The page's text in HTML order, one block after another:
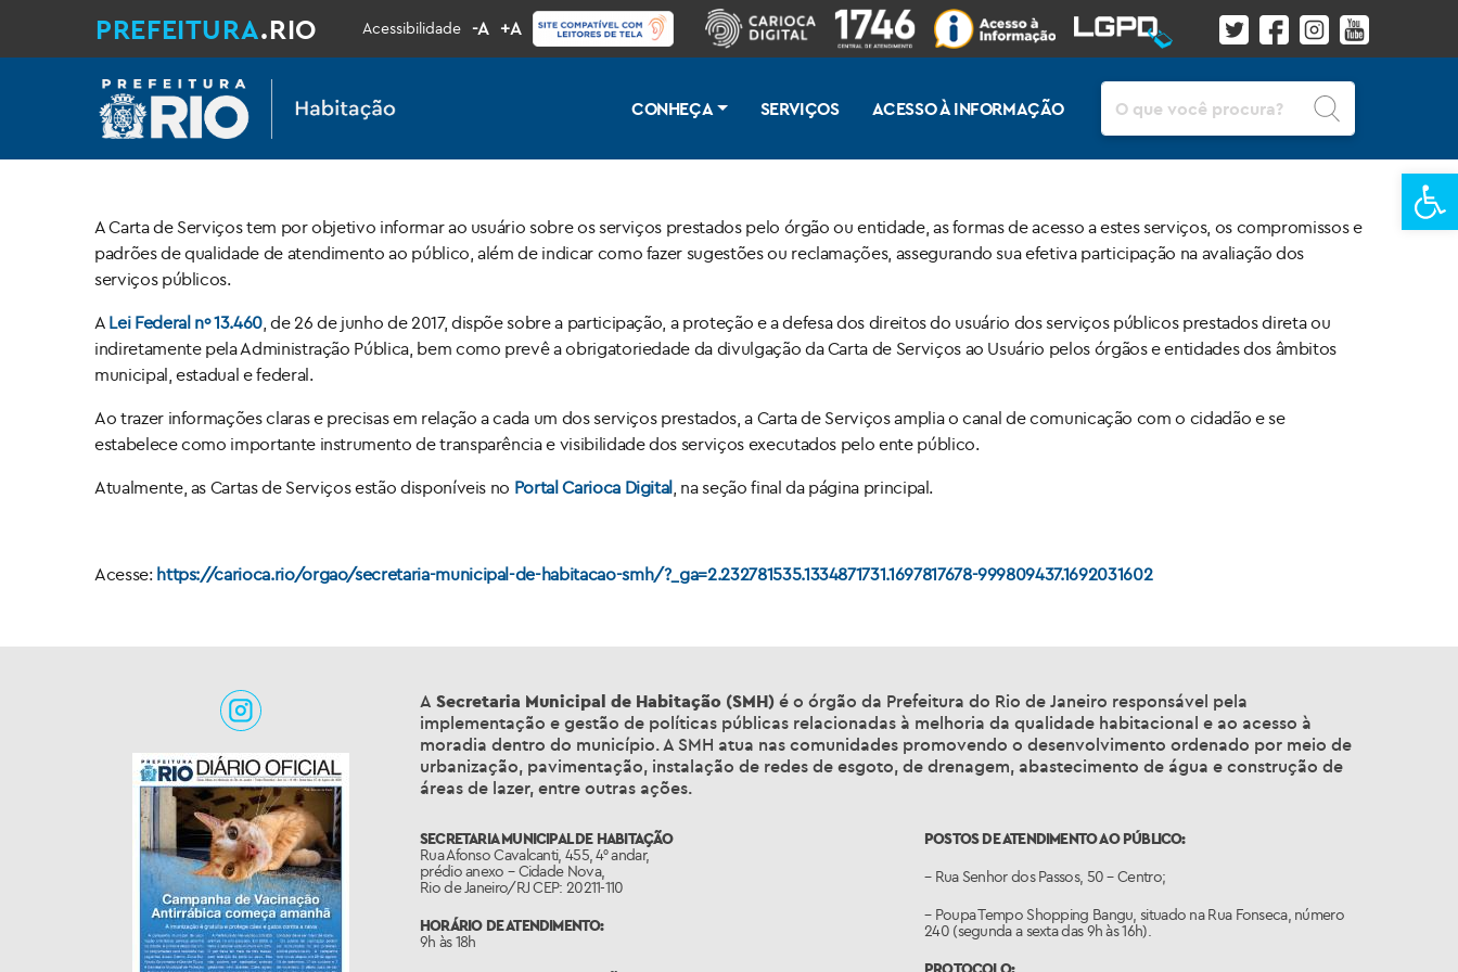
PREFEITURA.RIO Acessibilidade -A +A
CONHEÇA SERVIÇOS ACESSO À INFORMAÇÃO
A Carta de Serviços tem por objetivo informar ao usuário sobre os serviços prestados pelo órgão ou entidade, as formas de acesso a estes serviços, os compromissos e
padrões de qualidade de atendimento ao público, além de indicar como fazer sugestões ou reclamações, assegurando sua efetiva participação na avaliação dos
serviços públicos.
A Lei Federal nº 13.460, de 26 de junho de 2017, dispõe sobre a participação, a proteção e a defesa dos direitos do usuário dos serviços públicos prestados direta ou
indiretamente pela Administração Pública, bem como prevê a obrigatoriedade da divulgação da Carta de Serviços ao Usuário pelos órgãos e entidades dos âmbitos
municipal, estadual e federal.
Ao trazer informações claras e precisas em relação a cada um dos serviços prestados, a Carta de Serviços amplia o canal de comunicação com o cidadão e se
estabelece como importante instrumento de transparência e visibilidade dos serviços executados pelo ente público.
Atualmente, as Cartas de Serviços estão disponíveis no Portal Carioca Digital, na seção final da página principal.
Acesse: https://carioca.rio/orgao/secretaria-municipal-de-habitacao-smh/?_ga=2.232781535.1334871731.1697817678-999809437.1692031602
A Secretaria Municipal de Habitação (SMH) é o órgão da Prefeitura do Rio de Janeiro responsável pela
implementação e gestão de políticas públicas relacionadas à melhoria da qualidade habitacional e ao acesso à
moradia dentro do município. A SMH atua nas comunidades promovendo o desenvolvimento ordenado por meio de
urbanização, pavimentação, instalação de redes de esgoto, de drenagem, abastecimento de água e construção de
áreas de lazer, entre outras ações.
SECRETARIA MUNICIPAL DE HABITAÇÃO
Rua Afonso Cavalcanti, 455, 4° andar,
prédio anexo – Cidade Nova,
Rio de Janeiro/RJ CEP: 20211-110
HORÁRIO DE ATENDIMENTO:
9h às 18h
POSTOS DE ATENDIMENTO AO PÚBLICO:
– Rua Senhor dos Passos, 50 – Centro;
– Poupa Tempo Shopping Bangu, situado na Rua Fonseca, número
240 (segunda a sexta das 9h às 16h).